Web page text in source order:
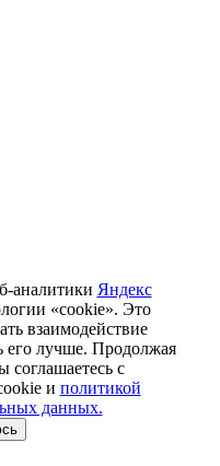
аналитики Яндекс
«cookie». Это
взаимодействие
его лучше. Продолжая
соглашаетесь с
и политикой
данных.